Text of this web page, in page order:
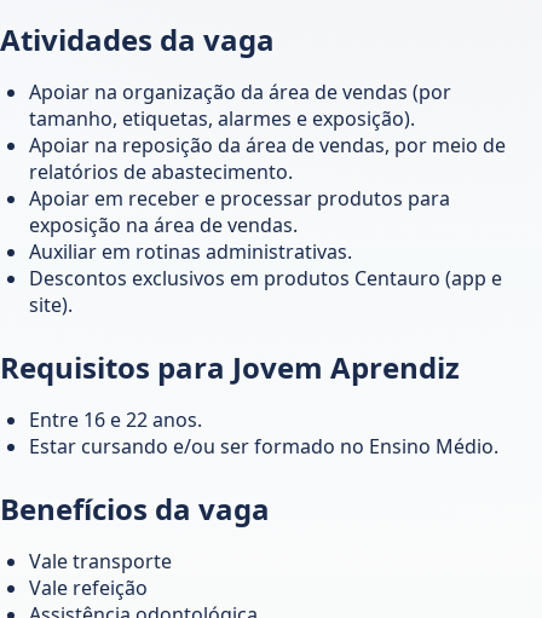
Atividades da vaga
Apoiar na organização da área de vendas (por
tamanho, etiquetas, alarmes e exposição).
Apoiar na reposição da área de vendas, por meio de
relatórios de abastecimento.
Apoiar em receber e processar produtos para
exposição na área de vendas.
Auxiliar em rotinas administrativas.
Descontos exclusivos em produtos Centauro (app e
site).
Requisitos para Jovem Aprendiz
Entre 16 e 22 anos.
Estar cursando e/ou ser formado no Ensino Médio.
Benefícios da vaga
Vale transporte
Vale refeição